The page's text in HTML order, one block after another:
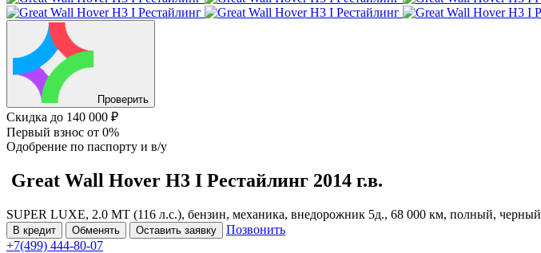
Проверить
Скидка до 140 000 ₽
Первый взнос от 0%
Одобрение по паспорту и в/у
Great Wall Hover H3 I Рестайлинг 2014 г.в.
SUPER LUXE, 2.0 MT (116 л.с.), бензин, механика, внедорожник 5д., 68 000 км, полный, черный
В кредит Обменять Оставить заявку
Позвонить
+7(499) 444-80-07